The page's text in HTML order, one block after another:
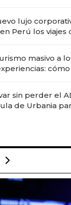
lujo
Perú los viajes
masivo a
cómo
sin perder el
de Urbania